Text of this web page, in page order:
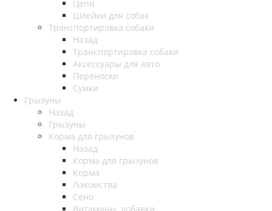
Цепи
Шлейки для собак
Транспортировка собаки
Назад
Транспортировка собаки
Аксессуары для авто
Переноски
Сумки
Грызуны
Назад
Грызуны
Корма для грызунов
Назад
Корма для грызунов
Корма
Лакомства
Сено